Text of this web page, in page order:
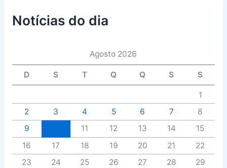
Notícias do dia
Agosto 2026
D S T Q Q S S
1
2
3 4 5 6 7
8
9
11 12 13 14
15
16
17 18 19 20 21
22
23
24 25 26 27 28
29